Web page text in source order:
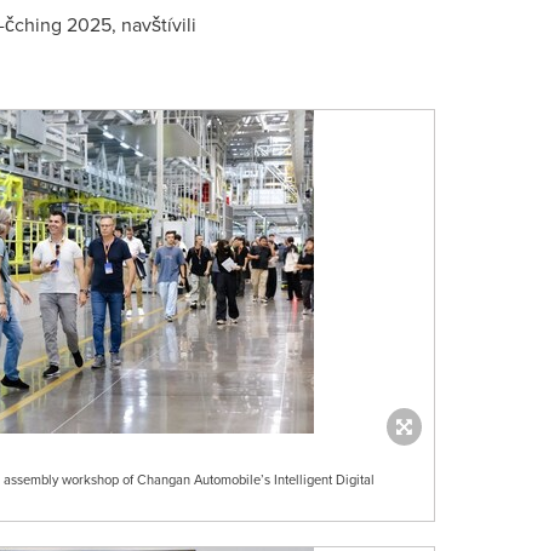
2025, navštívili
workshop of Changan Automobile’s Intelligent Digital